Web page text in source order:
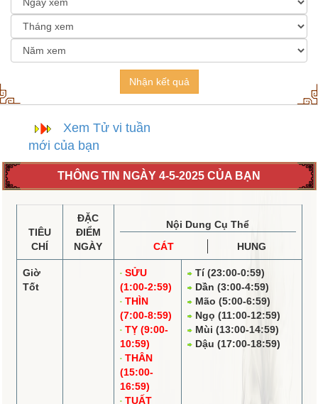
Nhận kết quả
Xem Tử vi tuần
mới của bạn
THÔNG TIN NGÀY 4-5-2025 CỦA BẠN
TIÊU
CHÍ
ĐẶC
ĐIỂM
NGÀY
Nội Dung Cụ Thể
CÁT
HUNG
Giờ
Tốt
SỬU
(1:00-2:59)
THÌN
(7:00-8:59)
TỴ (9:00-
10:59)
THÂN
(15:00-
16:59)
TUẤT
Tí (23:00-0:59)
Dần (3:00-4:59)
Mão (5:00-6:59)
Ngọ (11:00-12:59)
Mùi (13:00-14:59)
Dậu (17:00-18:59)